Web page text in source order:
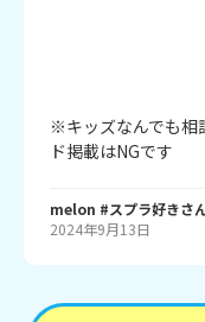
※キッズなんでも相
ド掲載はNGです
melon #スプラ好きさ
2024年9月13日